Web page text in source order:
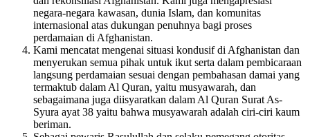
negara-negara kawasan, dunia Islam, dan komunitas
internasional atas dukungan penuhnya bagi proses
perdamaian di Afghanistan.
Kami mencatat mengenai situasi kondusif di Afghanistan dan
menyerukan semua pihak untuk ikut serta dalam pembicaraan
langsung perdamaian sesuai dengan pembahasan damai yang
termaktub dalam Al Quran, yaitu musyawarah, dan
sebagaimana juga diisyaratkan dalam Al Quran Surat As-
Syura ayat 38 yaitu bahwa musyawarah adalah ciri-ciri kaum
beriman.